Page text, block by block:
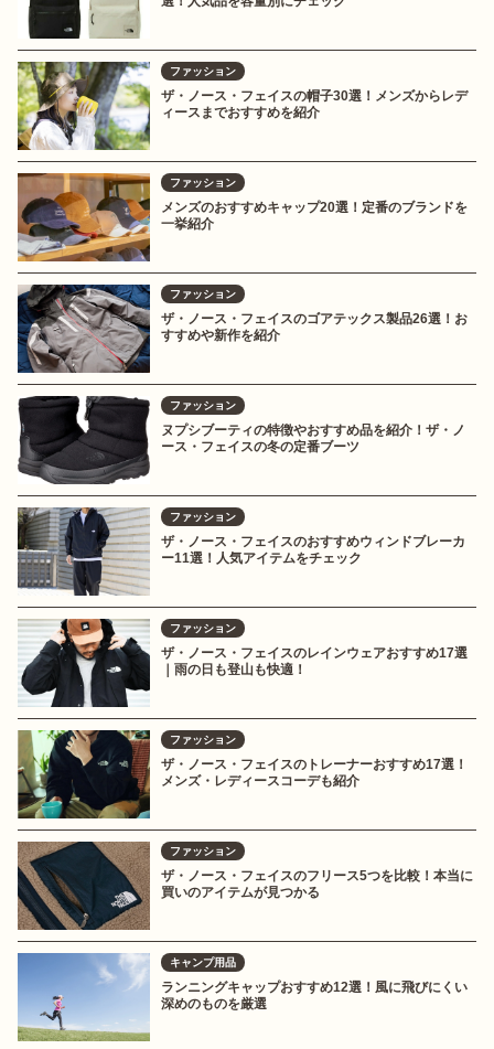
ファッション
ザ・ノース・フェイスの帽子30選！メンズからレデ
ィースまでおすすめを紹介
ファッション
メンズのおすすめキャップ20選！定番のブランドを
一挙紹介
ファッション
ザ・ノース・フェイスのゴアテックス製品26選！お
すすめや新作を紹介
ファッション
ヌプシブーティの特徴やおすすめ品を紹介！ザ・ノ
ース・フェイスの冬の定番ブーツ
ファッション
ザ・ノース・フェイスのおすすめウィンドブレーカ
ー11選！人気アイテムをチェック
ファッション
ザ・ノース・フェイスのレインウェアおすすめ17選
｜雨の日も登山も快適！
ファッション
ザ・ノース・フェイスのトレーナーおすすめ17選！
メンズ・レディースコーデも紹介
ファッション
ザ・ノース・フェイスのフリース5つを比較！本当に
買いのアイテムが見つかる
キャンプ用品
ランニングキャップおすすめ12選！風に飛びにくい
深めのものを厳選